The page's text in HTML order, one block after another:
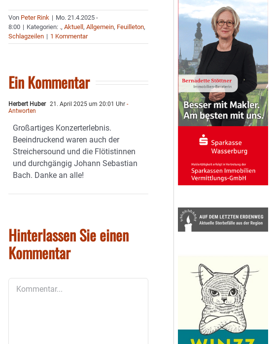
Von Peter Rink | Mo. 21.4.2025 -
8:00 | Kategorien: .,Aktuell,Allgemein, Feuilleton,
Schlagzeilen | 1 Kommentar
Ein Kommentar
Herbert Huber 21. April 2025 um 20:01 Uhr -
Antworten
Großartiges Konzerterlebnis.
Beeindruckend waren auch der
Streichersound und die Flötistinnen
und durchgängig Johann Sebastian
Bach. Danke an alle!
Hinterlassen Sie einen
Kommentar